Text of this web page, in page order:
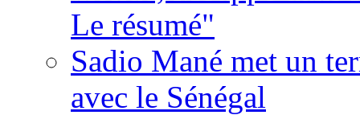
Le résumé"
Sadio Mané met un
avec le Sénégal